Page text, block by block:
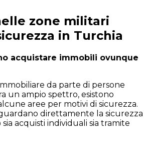
zone militari
in Turchia
acquistare immobili ovunque
da parte di persone
un ampio spettro, esistono
aree per motivi di sicurezza.
direttamente la sicurezza
acquisti individuali sia tramite